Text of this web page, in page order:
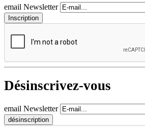
email Newsletter
Désinscrivez-vous
email Newsletter